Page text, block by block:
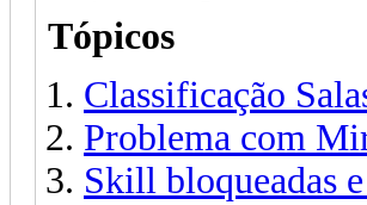
Tópicos
Classificação
Problema com
Skill bloqueadas